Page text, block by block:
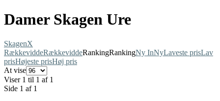
Damer Skagen Ure
SkagenX
RækkeviddeRækkeviddeRankingRankingNy InNyLaveste prisLav
prisHøjeste prisHøj pris
At vise
Viser 1 til 1 af 1
Side 1 af 1